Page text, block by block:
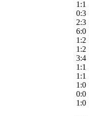
1:1
0:3
2:3
6:0
1:2
1:2
3:4
1:1
1:1
1:0
0:0
1:0